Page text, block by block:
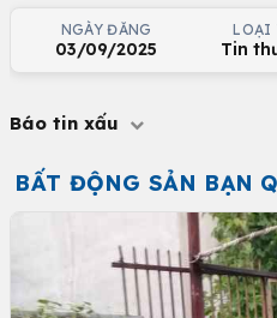
NGÀY ĐĂNG
03/09/2025
LOẠI
Tin
Báo tin xấu
BẤT ĐỘNG SẢN BẠN